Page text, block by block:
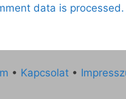
data is processed.
• Kapcsolat •